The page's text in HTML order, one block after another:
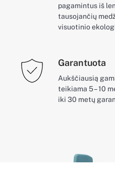
pagamintus iš
tausojančių
visuotinio
Garantuota
Aukščiausią
teikiama 5 – 10
iki 30 metų